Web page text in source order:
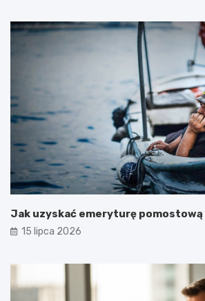
Jak uzyskać emeryturę pomostową
15 lipca 2026